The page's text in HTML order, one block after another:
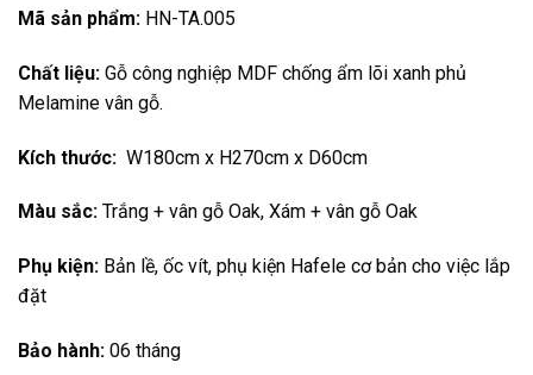
Mã sản phẩm: HN-TA.005
Chất liệu: Gỗ công nghiệp MDF chống ẩm lõi xanh phủ
Melamine vân gỗ.
Kích thước: W180cm x H270cm x D60cm
Màu sắc: Trắng + vân gỗ Oak, Xám + vân gỗ Oak
Phụ kiện: Bản lề, ốc vít, phụ kiện Hafele cơ bản cho việc lắp
đặt
Bảo hành: 06 tháng